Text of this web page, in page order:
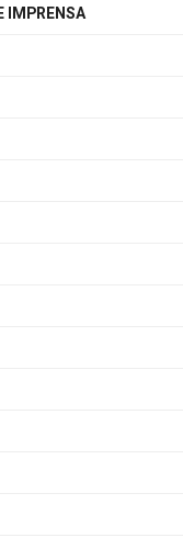
IMPRENSA